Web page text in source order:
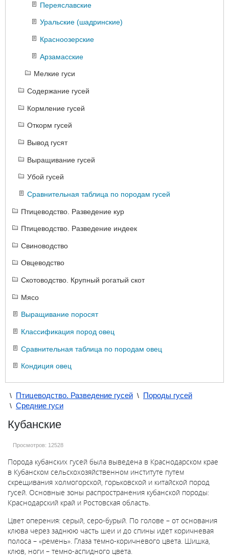
Переяславские
Уральские (шадринские)
Красноозерские
Арзамасские
Мелкие гуси
Содержание гусей
Кормление гусей
Откорм гусей
Вывод гусят
Выращивание гусей
Убой гусей
Сравнительная таблица по породам гусей
Птицеводство. Разведение кур
Птицеводство. Разведение индеек
Свиноводство
Овцеводство
Скотоводство. Крупный рогатый скот
Мясо
Выращивание поросят
Классификация пород овец
Сравнительная таблица по породам овец
Кондиция овец
\ Птицеводство. Разведение гусей \ Породы гусей
\ Средние гуси
Кубанские
Просмотров: 12528
Порода кубанских гусей была выведена в Краснодарском крае
в Кубанском сельскохозяйственном институте путем
скрещивания холмогорской, горьковской и китайской пород
гусей. Основные зоны распространения кубанской породы:
Краснодарский край и Ростовская область.
Цвет оперения: серый, серо-бурый. По голове – от основания
клюва через заднюю часть шеи и до спины идет коричневая
полоса – «ремень». Глаза темно-коричневого цвета. Шишка,
клюв, ноги – темно-аспидного цвета.